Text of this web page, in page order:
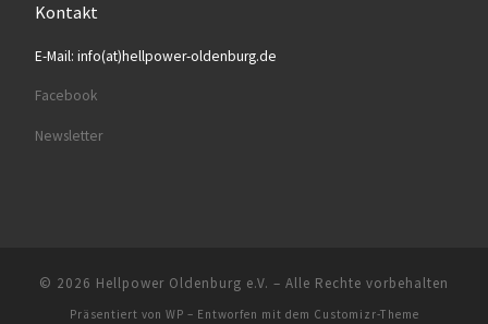
Kontakt
E-Mail: info(at)hellpower-oldenburg.de
Facebook
Newsletter
© 2026 Hellpower Oldenburg e.V. – Alle Rechte vorbehalten
Präsentiert von WP – Entworfen mit dem Customizr-Theme